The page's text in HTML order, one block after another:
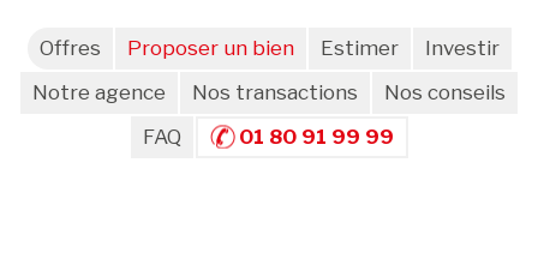
Offres Proposer un bien Estimer
Investir
Notre agence
Nos transactions
Nos conseils
FAQ
01 80 91 99 99